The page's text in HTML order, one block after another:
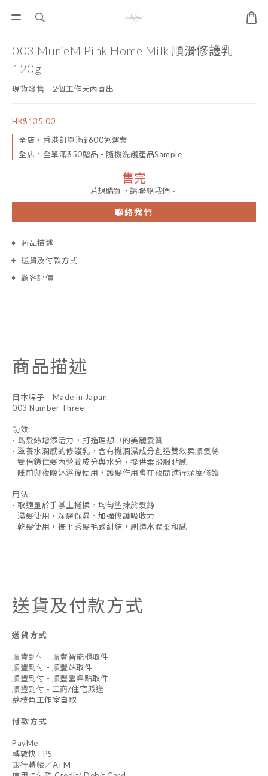
003 MurieM Pink Home Milk 順滑修護乳
120g
現貨發售｜2個工作天內寄出
HK$135.00
全店，香港訂單滿$600免運費
全店，全單滿$50贈品 - 隨機洗護產品Sample
售完
若想購買，請聯絡我們。
聯絡我們
商品描述
送貨及付款方式
顧客評價
商品描述
日本牌子｜Made in Japan
003 Number Three
功效:
- 爲髮絲增添活力，打造理想中的美麗髮質
- 滋養水潤感的修護乳，含有機潤濕成分創造雙效柔順髮絲
- 雙倍鎖住髮內營養成分與水分，提供柔滑服貼感
- 睡前與夜晚沐浴後使用，護髮作用會在夜間進行深度修護
用法:
- 取適量於手掌上搓揉，均勻塗抹於髮絲
- 濕髮使用，深層保濕、加強修護吸收力
- 乾髮使用，撫平秀髮毛躁糾結，創造水潤柔和感
送貨及付款方式
送貨方式
順豐到付 - 順豐智能櫃取件
順豐到付 - 順豐站取件
順豐到付 - 順豐營業點取件
順豐到付 - 工商/住宅派送
荔枝角工作室自取
付款方式
PayMe
轉數快 FPS
銀行轉帳／ATM